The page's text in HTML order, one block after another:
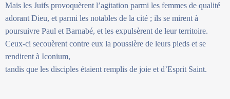
Mais les Juifs provoquèrent l’agitation parmi les femmes de qualité
adorant Dieu, et parmi les notables de la cité ; ils se mirent à
poursuivre Paul et Barnabé, et les expulsèrent de leur territoire.
Ceux-ci secouèrent contre eux la poussière de leurs pieds et se
rendirent à Iconium,
tandis que les disciples étaient remplis de joie et d’Esprit Saint.